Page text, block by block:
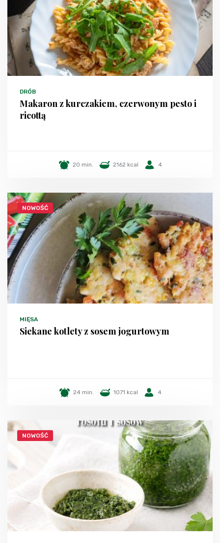
DRÓB
Makaron z kurczakiem, czerwonym pesto i
ricottą
20 min. 2162 kcal 4
NOWOŚĆ
MIĘSA
Siekane kotlety z sosem jogurtowym
24 min. 1071 kcal 4
NOWOŚĆ